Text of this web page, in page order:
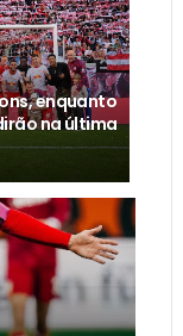
enquanto
na última